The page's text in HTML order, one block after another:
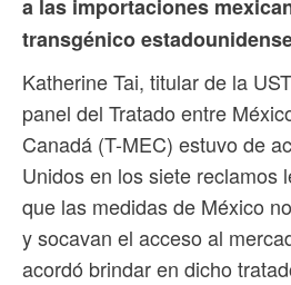
a las importaciones
transgénico
Katherine Tai, titular de la
panel del Tratado entre
Canadá (T-MEC) estuvo de
Unidos en los siete reclamos
que las medidas de México
y socavan el acceso al
acordó brindar en dicho